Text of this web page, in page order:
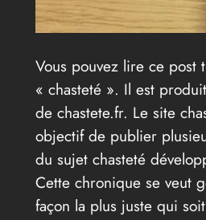
Vous pouvez lire ce post
« chasteté ». Il est
de chastete.fr. Le site
objectif de publier
du sujet chasteté
Cette chronique se veut
façon la plus juste qui